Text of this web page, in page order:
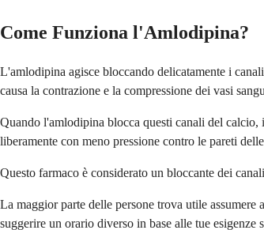
Come Funziona l'Amlodipina?
L'amlodipina agisce bloccando delicatamente i
causa la contrazione e la compressione dei vasi
Quando l'amlodipina blocca questi canali del calcio,
liberamente con meno pressione contro le pareti
Questo farmaco è considerato un bloccante dei
La maggior parte delle persone trova utile
suggerire un orario diverso in base alle tue esigenze